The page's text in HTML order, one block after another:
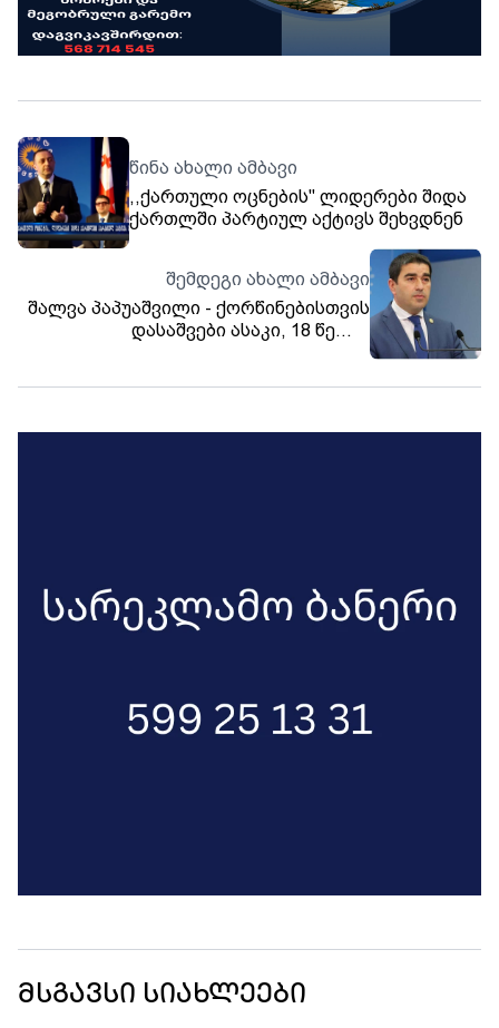
წინა ახალი ამბავი
,,ქართული ოცნების'' ლიდერები შიდა
ქართლში პარტიულ აქტივს შეხვდნენ
შემდეგი ახალი ამბავი
შალვა პაპუაშვილი - ქორწინებისთვის
დასაშვები ასაკი, 18 წელი,
მსგავსი სიახლეები